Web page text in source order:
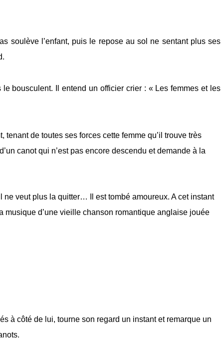
soulève l’enfant, puis le repose au sol ne sentant plus ses
le bousculent. Il entend un officier crier : « Les femmes et les
tenant de toutes ses forces cette femme qu’il trouve très
canot qui n’est pas encore descendu et demande à la
ne veut plus la quitter… Il est tombé amoureux. A cet instant
musique d’une vieille chanson romantique anglaise jouée
à côté de lui, tourne son regard un instant et remarque un